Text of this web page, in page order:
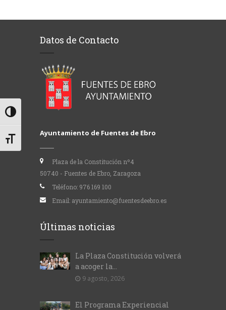
Alternar alto contraste
Alternar tamaño de letra
Datos de Contacto
Ayuntamiento de Fuentes de Ebro
Plaza de la Constitución nº4
50740 - Fuentes de Ebro, Zaragoza
Teléfono: 976 169 100
Email: ayuntamiento@fuentesdeebro.es
Últimas noticias
La Plaza Constitución volverá
a acoger la...
9 agosto, 2026
El Programa Experiencial